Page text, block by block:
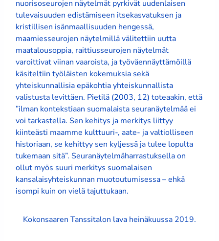
nuorisoseurojen näytelmät pyrkivät uudenlaisen
tulevaisuuden edistämiseen itsekasvatuksen ja
kristillisen isänmaallisuuden hengessä,
maamiesseurojen näytelmillä välitettiin uutta
maatalousoppia, raittiusseurojen näytelmät
varoittivat viinan vaaroista, ja työväennäyttämöillä
käsiteltiin työläisten kokemuksia sekä
yhteiskunnallisia epäkohtia yhteiskunnallista
valistusta levittäen. Pietilä (2003, 12) toteaakin, että
”ilman kontekstiaan suomalaista seuranäytelmää ei
voi tarkastella. Sen kehitys ja merkitys liittyy
kiinteästi maamme kulttuuri-, aate- ja valtiolliseen
historiaan, se kehittyy sen kyljessä ja tulee lopulta
tukemaan sitä”. Seuranäytelmäharrastuksella on
ollut myös suuri merkitys suomalaisen
kansalaisyhteiskunnan muotoutumisessa – ehkä
isompi kuin on vielä tajuttukaan.
Kokonsaaren Tanssitalon lava heinäkuussa 2019.